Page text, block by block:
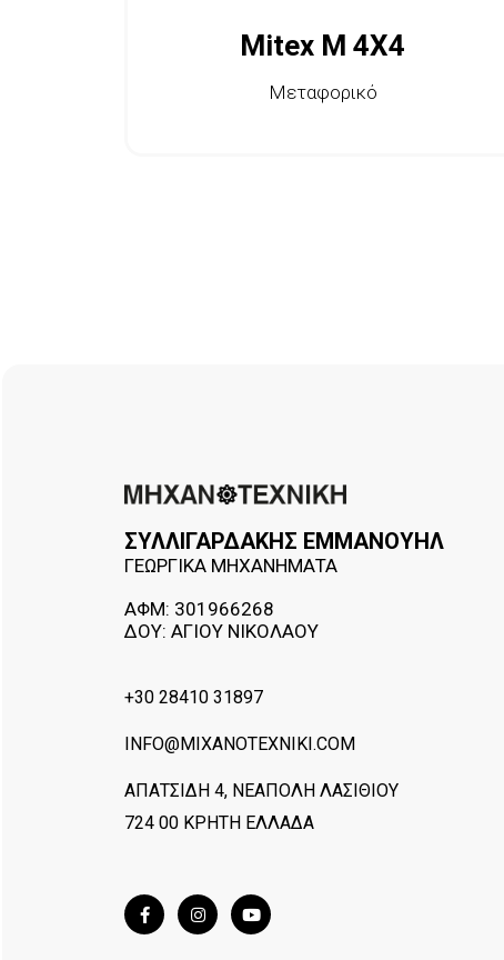
Mitex M 4X4
Μεταφορικό
ΣΥΛΛΙΓΑΡΔΑΚΗΣ ΕΜΜΑΝΟΥΗΛ
ΓΕΩΡΓΙΚΑ ΜΗΧΑΝΗΜΑΤΑ
ΑΦΜ: 301966268
ΔΟΥ: ΑΓΙΟΥ ΝΙΚΟΛΑΟΥ
+30 28410 31897
INFO@MIXANOTEXNIKI.COM
ΑΠΑΤΣΙΔΗ 4, ΝΕΑΠΟΛΗ ΛΑΣΙΘΙΟΥ
724 00 ΚΡΗΤΗ ΕΛΛΑΔΑ